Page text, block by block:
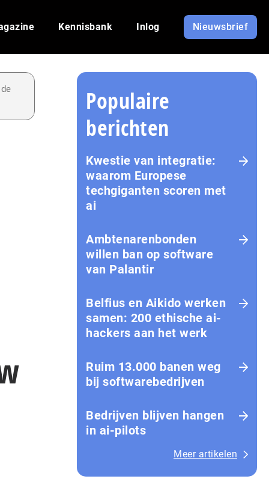
Kennisbank Inlog Nieuwsbrief
Populaire
berichten
Kwestie van integratie:
waarom Europese
techgiganten scoren met
ai
Amb­te­na­ren­bon­den
willen ban op software
van Palantir
Belfius en Aikido werken
samen: 200 ethische ai-
hackers aan het werk
Ruim 13.000 banen weg
bij softwarebedrijven
Bedrijven blijven hangen
in ai-pilots
Meer artikelen